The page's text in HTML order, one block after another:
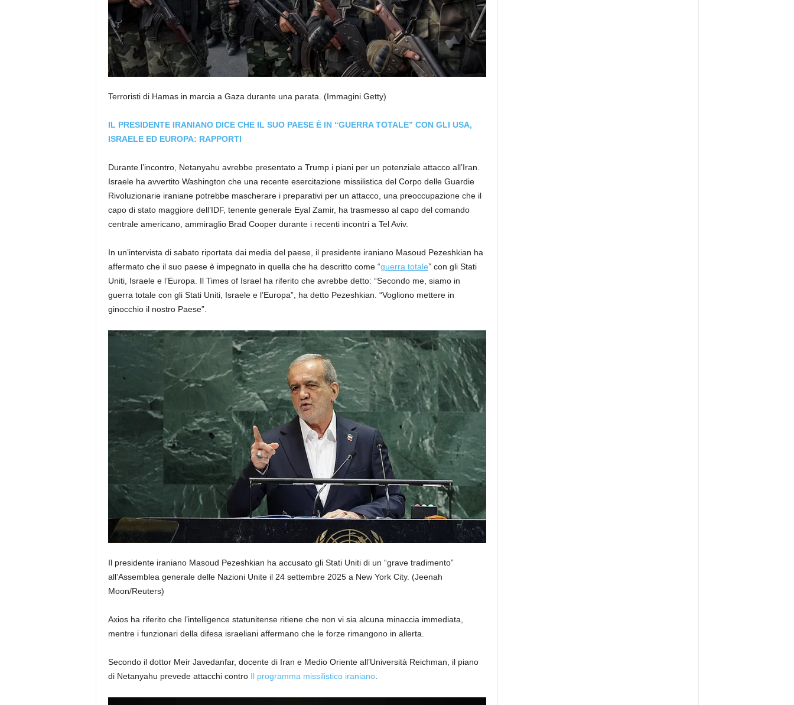
Terroristi di Hamas in marcia a Gaza durante una parata. (Immagini Getty)
IL PRESIDENTE IRANIANO DICE CHE IL SUO PAESE È IN “GUERRA TOTALE” CON GLI USA,
ISRAELE ED EUROPA: RAPPORTI
Durante l’incontro, Netanyahu avrebbe presentato a Trump i piani per un potenziale attacco all’Iran.
Israele ha avvertito Washington che una recente esercitazione missilistica del Corpo delle Guardie
Rivoluzionarie iraniane potrebbe mascherare i preparativi per un attacco, una preoccupazione che il
capo di stato maggiore dell’IDF, tenente generale Eyal Zamir, ha trasmesso al capo del comando
centrale americano, ammiraglio Brad Cooper durante i recenti incontri a Tel Aviv.
In un’intervista di sabato riportata dai media del paese, il presidente iraniano Masoud Pezeshkian ha
affermato che il suo paese è impegnato in quella che ha descritto come “guerra totale” con gli Stati
Uniti, Israele e l’Europa. Il Times of Israel ha riferito che avrebbe detto: “Secondo me, siamo in
guerra totale con gli Stati Uniti, Israele e l’Europa”, ha detto Pezeshkian. “Vogliono mettere in
ginocchio il nostro Paese”.
Il presidente iraniano Masoud Pezeshkian ha accusato gli Stati Uniti di un “grave tradimento”
all’Assemblea generale delle Nazioni Unite il 24 settembre 2025 a New York City. (Jeenah
Moon/Reuters)
Axios ha riferito che l’intelligence statunitense ritiene che non vi sia alcuna minaccia immediata,
mentre i funzionari della difesa israeliani affermano che le forze rimangono in allerta.
Secondo il dottor Meir Javedanfar, docente di Iran e Medio Oriente all’Università Reichman, il piano
di Netanyahu prevede attacchi contro Il programma missilistico iraniano.